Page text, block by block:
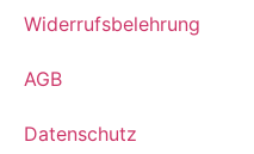
Widerrufsbelehrung
AGB
Datenschutz